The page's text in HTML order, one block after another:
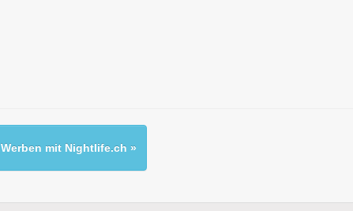
Werben mit Nightlife.ch »